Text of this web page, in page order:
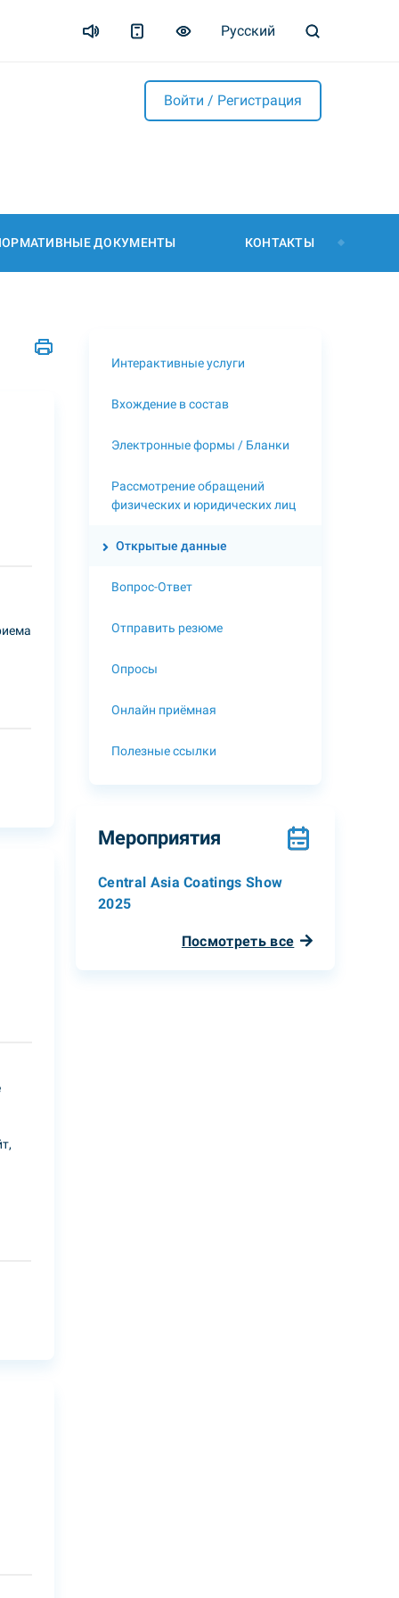
Русский
Войти / Регистрация
ДОКУМЕНТЫ КОНТАКТЫ
Интерактивные услуги
Вхождение в состав
Электронные формы / Бланки
Рассмотрение обращений
физических и юридических лиц
Открытые данные
Вопрос-Ответ
Отправить резюме
Опросы
Онлайн приёмная
Полезные ссылки
Мероприятия
Central Asia Coatings Show
2025
Посмотреть все